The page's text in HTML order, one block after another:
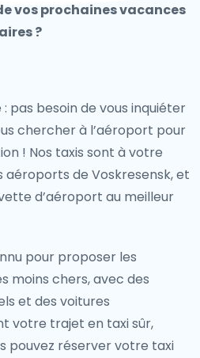
vos prochaines vacances
?
pas besoin de vous inquiéter
chercher à l’aéroport pour
! Nos taxis sont à votre
aéroports de Voskresensk, et
d’aéroport au meilleur
pour proposer les
moins chers, avec des
et des voitures
votre trajet en taxi sûr,
pouvez réserver votre taxi